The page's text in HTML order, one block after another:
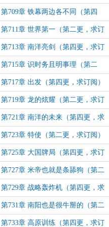
订阅）
第709章 铁幕两边各不同（第四
更，求订阅）
第711章 世界第一（第二更，求订
阅）
第713章 南洋亮剑（第四更，求订
阅）
第715章 识时务且明事理（第二
更，求订阅）
第717章 出发（第四更，求订阅）
第719章 龙的炫耀（第二更，求订
阅）
第721章 南洋的未来（第四更，求
订阅）
第723章 特使（第二更，求订阅）
第725章 大国牌局（第四更，求订
阅）
第727章 米帝也就是条舔狗（第二
更，求订阅）
第729章 战略轰炸机（第四更，求
订阅）
第731章 南阳也是很牛掰的（第二
更，求订阅）
第733章 高原训练（第四更，求订